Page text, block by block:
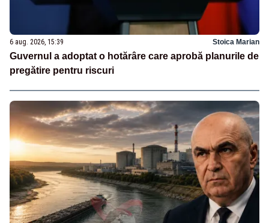
6 aug. 2026, 15:39 Stoica Marian
Guvernul a adoptat o hotărâre care aprobă planurile de
pregătire pentru riscuri